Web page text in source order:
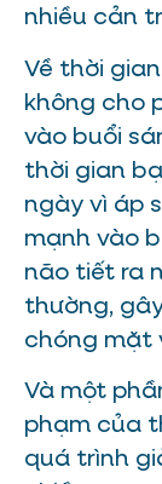
nhiều cản
Về thời
không cho
vào buổi
thời gian
ngày vì áp
mạnh vào
não tiết ra
thường,
chóng mặt
Và một
phạm của
quá trình